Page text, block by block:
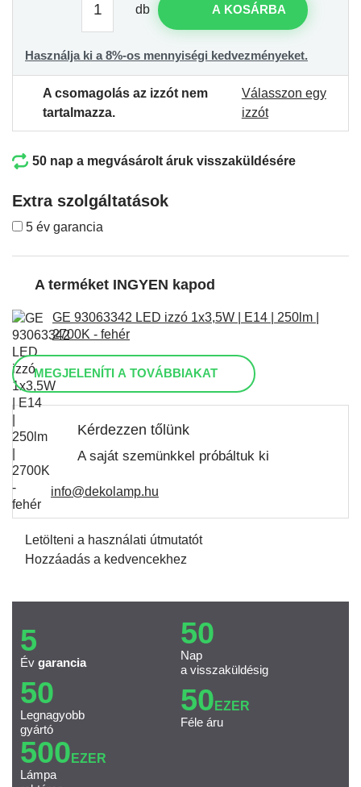
db A KOSÁRBA
Használja ki a 8%-os mennyiségi kedvezményeket.
A csomagolás az izzót nem
tartalmazza.
Válasszon egy
izzót
50 nap a megvásárolt áruk visszaküldésére
Extra szolgáltatások
5 év garancia
A terméket INGYEN kapod
GE 93063342 LED izzó 1x3,5W | E14 | 250lm |
2700K - fehér
MEGJELENÍTI A TOVÁBBIAKAT
Kérdezzen tőlünk
A saját szemünkkel próbáltuk ki
info@dekolamp.hu
Letölteni a használati útmutatót
Hozzáadás a kedvencekhez
5
Év garancia
50
Nap
a visszaküldésig
50
Legnagyobb
gyártó
50 EZER
Féle áru
500 EZER
Lámpa